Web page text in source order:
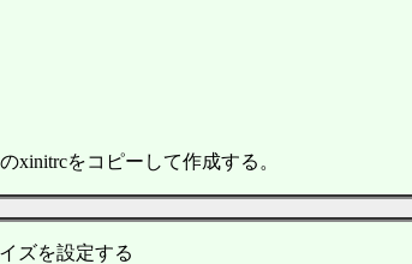
xinitrcをコピーして作成する。
ズを設定する